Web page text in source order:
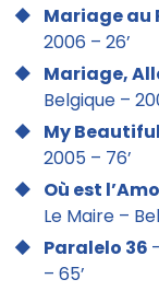
Mariage au
2006 – 26’
Mariage,
Belgique –
My
2005 – 76’
Où est
Le Maire –
Paralelo 36
– 65’